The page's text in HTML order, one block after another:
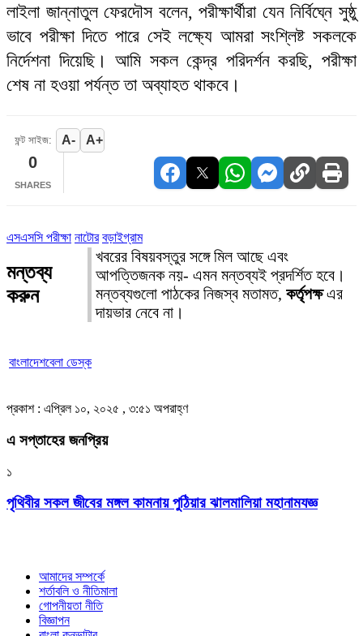
লাইলা জান্নাতুল ফেরদৌস বলেন, পরীক্ষার্থীরা যেন নির্বিঘ্নে সুষ্ঠু
ভাবে পরীক্ষা দিতে পারে সেই লক্ষ্যে আমরা সংশ্লিষ্ট সকলকে
নির্দেশনা দিয়েছি। আমি সকল কেন্দ্র পরিদর্শন করছি, পরীক্ষা
শেষ না হওয়া পর্যন্ত তা অব্যাহত থাকবে।
ফন্ট সাইজ: A- A+
0
SHARES
এসএসসি পরীক্ষা নাটোর বড়াইগ্রাম
মন্তব্য
করুন
খবরের বিষয়বস্তুর সঙ্গে মিল আছে এবং
আপত্তিজনক নয়- এমন মন্তব্যই প্রদর্শিত হবে।
মন্তব্যগুলো পাঠকের নিজস্ব মতামত, কর্তৃপক্ষএর
দায়ভার নেবে না।
বাংলাদেশবেলা ডেস্ক
প্রকাশ : এপ্রিল ১০, ২০২৫ , ৩:৫১ অপরাহ্ণ
এ সপ্তাহের জনপ্রিয়
১
পৃথিবীর সকল জীবের মঙ্গল কামনায় পুঠিয়ার ঝালমালিয়া মহানামযজ্ঞ
আমাদের সম্পর্কে
শর্তাবলি ও নীতিমালা
গোপনীয়তা নীতি
বিজ্ঞাপন